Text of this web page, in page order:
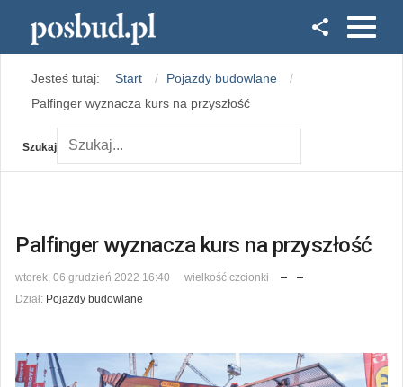
Instagram
Jesteś tutaj: Start
Pojazdy budowlane
Palfinger wyznacza kurs na przyszłość
Szukaj
Palfinger wyznacza kurs na przyszłość
wtorek, 06 grudzień 2022 16:40
wielkość czcionki
Dział: Pojazdy budowlane